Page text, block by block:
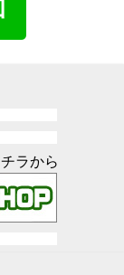
ラから